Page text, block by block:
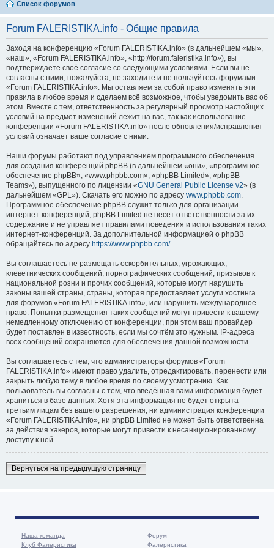
Список форумов
Forum FALERISTIKA.info - Общие правила
Заходя на конференцию «Forum FALERISTIKA.info» (в дальнейшем «мы»,
«наш», «Forum FALERISTIKA.info», «http://forum.faleristika.info»), вы
подтверждаете своё согласие со следующими условиями. Если вы не
согласны с ними, пожалуйста, не заходите и не пользуйтесь форумами
«Forum FALERISTIKA.info». Мы оставляем за собой право изменять эти
правила в любое время и сделаем всё возможное, чтобы уведомить вас об
этом. Вместе с тем, ответственность за регулярный просмотр настойщих
условий на предмет изменений лежит на вас, так как использование
конференции «Forum FALERISTIKA.info» после обновления/исправления
условий означает ваше согласие с ними.
Наши форумы работают под управлением программного обеспечения
для создания конференций phpBB (в дальнейшем «они», «программное
обеспечение phpBB», «www.phpbb.com», «phpBB Limited», «phpBB
Teams»), выпущенного по лицензии «GNU General Public License v2» (в
дальнейшем «GPL»). Скачать его можно по адресу www.phpbb.com.
Программное обеспечение phpBB служит только для организации
интернет-конференций; phpBB Limited не несёт ответственности за их
содержание и не управляет правилами поведения и использования таких
интернет-конференций. За дополнительной информацией о phpBB
обращайтесь по адресу https://www.phpbb.com/.
Вы соглашаетесь не размещать оскорбительных, угрожающих,
клеветнических сообщений, порнографических сообщений, призывов к
национальной розни и прочих сообщений, которые могут нарушить
законы вашей страны, страны, которая предоставляет услуги хостинга
для форумов «Forum FALERISTIKA.info», или нарушить международное
право. Попытки размещения таких сообщений могут привести к вашему
немедленному отключению от конференции, при этом ваш провайдер
будет поставлен в известность, если мы сочтём это нужным. IP-адреса
всех сообщений сохраняются для обеспечения данной возможности.
Вы соглашаетесь с тем, что администраторы форумов «Forum
FALERISTIKA.info» имеют право удалить, отредактировать, перенести или
закрыть любую тему в любое время по своему усмотрению. Как
пользователь вы согласны с тем, что введённая вами информация будет
храниться в базе данных. Хотя эта информация не будет открыта
третьим лицам без вашего разрешения, ни администрация конференции
«Forum FALERISTIKA.info», ни phpBB Limited не может быть ответственна
за действия хакеров, которые могут привести к несанкционированному
доступу к ней.
Вернуться на предыдущую страницу
Наша команда
Клуб Фалеристика
Форум
Фалеристика